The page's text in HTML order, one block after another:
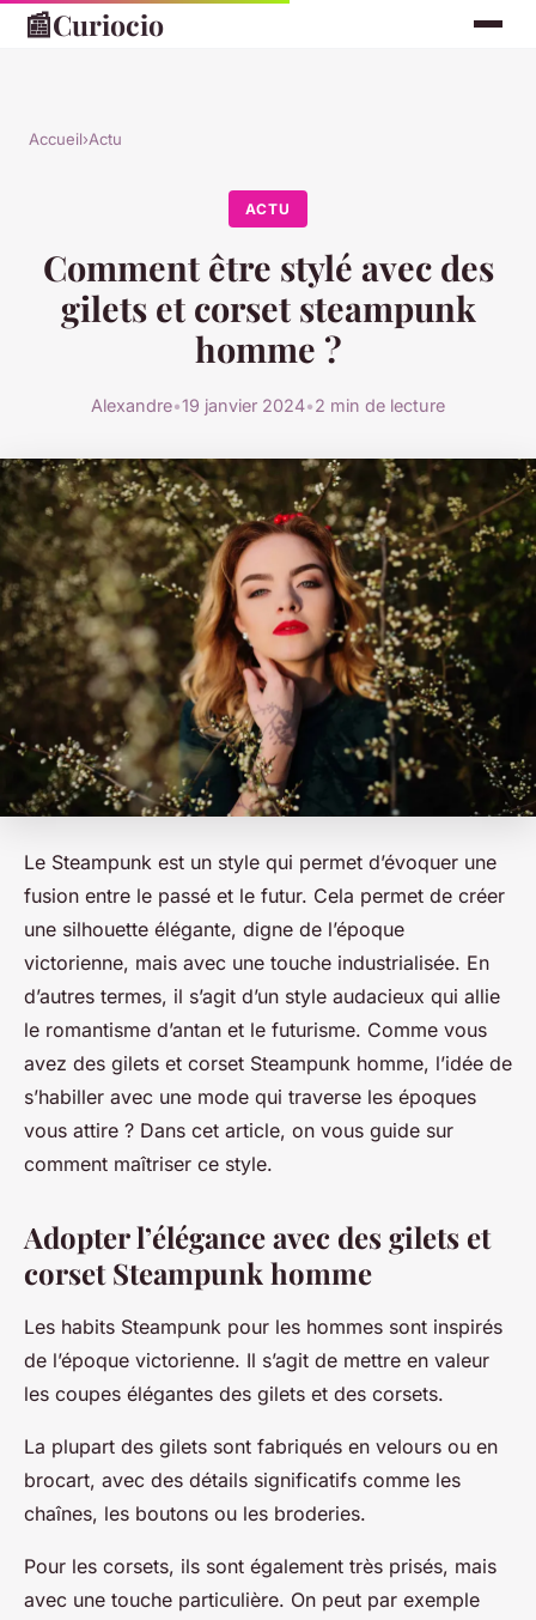
📰Curiocio
Accueil›Actu
ACTU
Comment être stylé avec des
gilets et corset steampunk
homme ?
Alexandre•19 janvier 2024•2 min de lecture
Le Steampunk est un style qui permet d’évoquer une
fusion entre le passé et le futur. Cela permet de créer
une silhouette élégante, digne de l’époque
victorienne, mais avec une touche industrialisée. En
d’autres termes, il s’agit d’un style audacieux qui allie
le romantisme d’antan et le futurisme. Comme vous
avez des gilets et corset Steampunk homme, l’idée de
s’habiller avec une mode qui traverse les époques
vous attire ? Dans cet article, on vous guide sur
comment maîtriser ce style.
Adopter l’élégance avec des gilets et
corset Steampunk homme
Les habits Steampunk pour les hommes sont inspirés
de l’époque victorienne. Il s’agit de mettre en valeur
les coupes élégantes des gilets et des corsets.
La plupart des gilets sont fabriqués en velours ou en
brocart, avec des détails significatifs comme les
chaînes, les boutons ou les broderies.
Pour les corsets, ils sont également très prisés, mais
avec une touche particulière. On peut par exemple